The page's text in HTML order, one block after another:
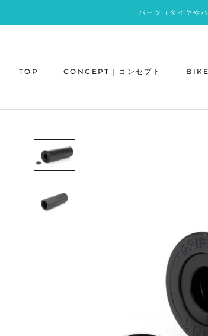
パーツ（タイヤや
TOP CONCEPT｜コンセプト